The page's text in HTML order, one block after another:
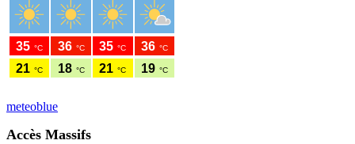
meteoblue
Accès Massifs